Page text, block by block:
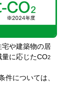
や建築物の居
に応じたCO2
件については、